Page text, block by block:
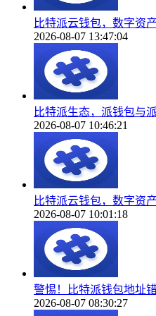
比特派云钱包，数字资
2026-08-07 13:47:04
比特派生态，派钱包与
2026-08-07 10:46:21
比特派云钱包，数字资
2026-08-07 10:01:18
警惕！比特派钱包地址
2026-08-07 08:30:27